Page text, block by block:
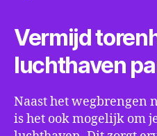
Vermijd
luchthaven
Naast het wegbrengen
is het ook mogelijk om